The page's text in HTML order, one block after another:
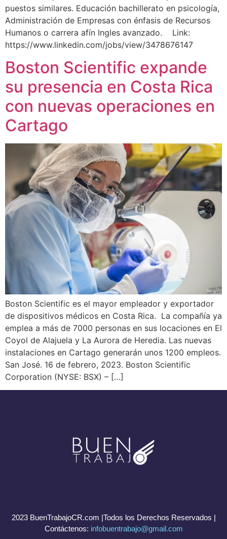
puestos similares. Educación bachillerato en psicología,
Administración de Empresas con énfasis de Recursos
Humanos o carrera afín Ingles avanzado. Link:
https://www.linkedin.com/jobs/view/3478676147
Boston Scientific expande
su presencia en Costa Rica
con nuevas operaciones en
Cartago
Boston Scientific es el mayor empleador y exportador
de dispositivos médicos en Costa Rica. La compañía ya
emplea a más de 7000 personas en sus locaciones en El
Coyol de Alajuela y La Aurora de Heredia. Las nuevas
instalaciones en Cartago generarán unos 1200 empleos.
San José. 16 de febrero, 2023. Boston Scientific
Corporation (NYSE: BSX) – […]
2023 BuenTrabajoCR.com |Todos los Derechos Reservados |
Contáctenos: infobuentrabajo@gmail.com